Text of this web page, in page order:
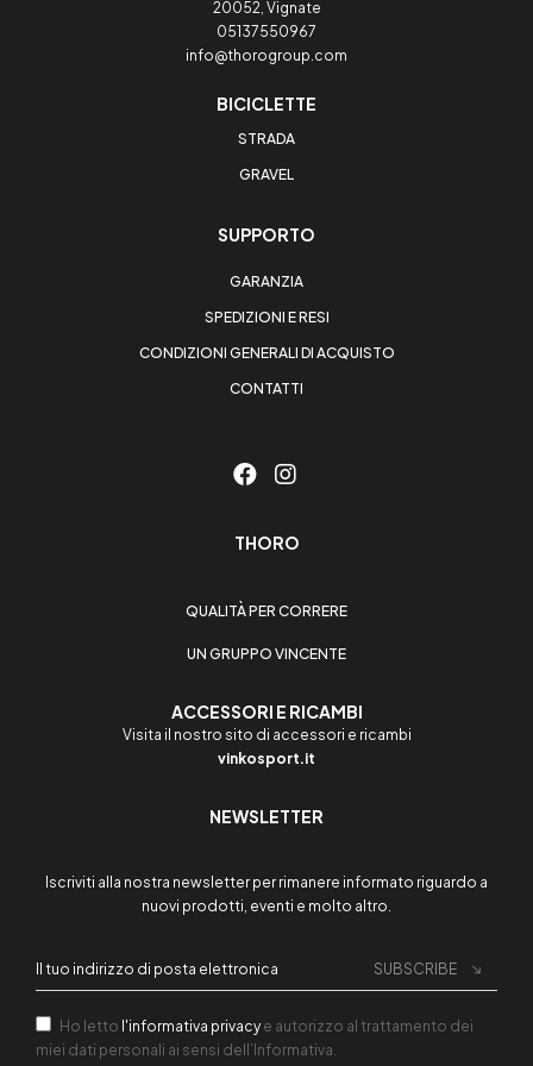
20052, Vignate
05137550967
info@thorogroup.com
BICICLETTE
STRADA
GRAVEL
SUPPORTO
GARANZIA
SPEDIZIONI E RESI
CONDIZIONI GENERALI DI ACQUISTO
CONTATTI
THORO
QUALITÀ PER CORRERE
UN GRUPPO VINCENTE
ACCESSORI E RICAMBI
Visita il nostro sito di accessori e ricambi
vinkosport.it
NEWSLETTER
Iscriviti alla nostra newsletter per rimanere informato riguardo a
nuovi prodotti, eventi e molto altro.
SUBSCRIBE
Ho letto l'informativa privacye autorizzo al trattamento dei
miei dati personali ai sensi dell’Informativa.